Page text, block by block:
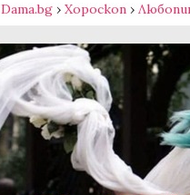
Dama.bg › Хороскоп ›